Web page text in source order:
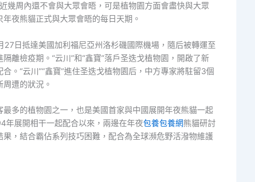
幾周內還不會與大眾會晤，可是植物園方面會盡快與大眾
夜熊貓正式與大眾會晤的每日天期。
27日抵達美國加利福尼亞州洛杉磯國際機場，隨后被轉運至
離檢疫期。“云川”和“鑫寶”落戶圣迭戈植物園，開啟了新
。“云川”“鑫寶”進住圣迭戈植物園后，中方專家將駐留3個
遭的狀況。
多的植物園之一，也是美國首家與中國展開年夜熊貓一起
年展開相干一起配合以來，兩邊在年夜包養包養網熊貓研討
，結合霸佔系列技巧困難，配合為全球瀕危野活潑物維護